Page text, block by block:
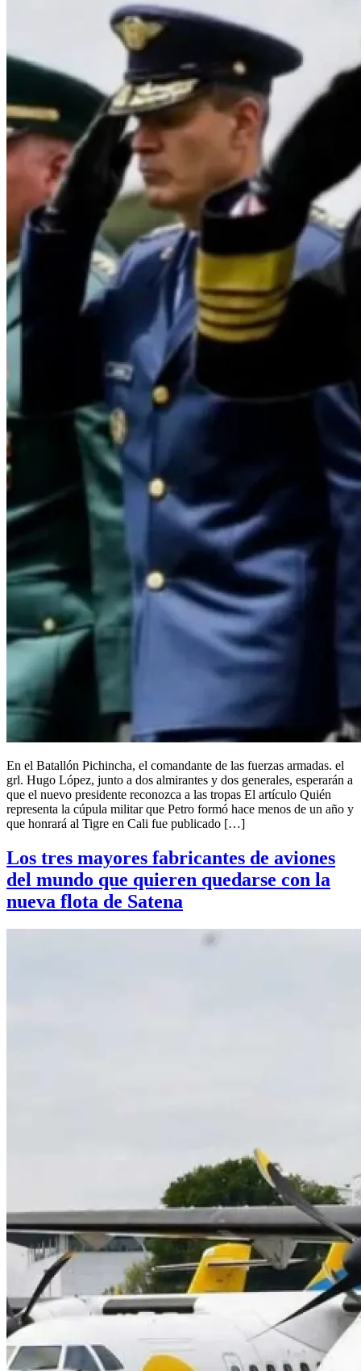
En el Batallón Pichincha, el comandante de las fuerzas armadas. el
grl. Hugo López, junto a dos almirantes y dos generales, esperarán a
que el nuevo presidente reconozca a las tropas El artículo Quién
representa la cúpula militar que Petro formó hace menos de un año y
que honrará al Tigre en Cali fue publicado […]
Los tres mayores fabricantes de aviones
del mundo que quieren quedarse con la
nueva flota de Satena